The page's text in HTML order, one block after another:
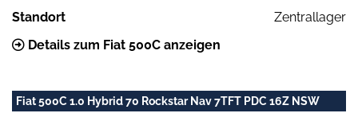
Standort
Zentrallager
Details zum Fiat 500C anzeigen
Fiat 500C 1.0 Hybrid 70 Rockstar Nav 7TFT PDC 16Z NSW